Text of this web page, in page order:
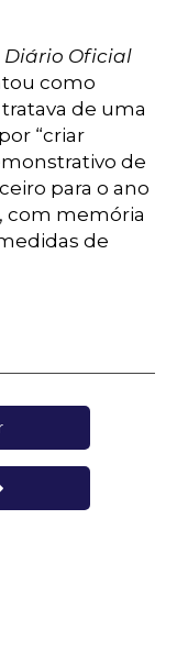
Diário Oficial
como
de uma
“criar
de
para o ano
com memória
de